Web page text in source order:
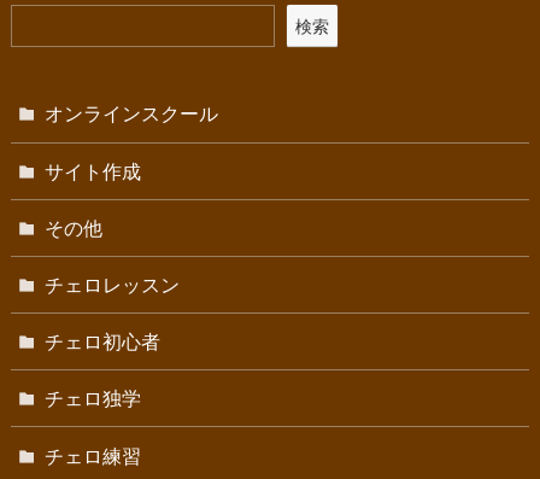
検索
オンラインスクール
サイト作成
その他
チェロレッスン
チェロ初心者
チェロ独学
チェロ練習